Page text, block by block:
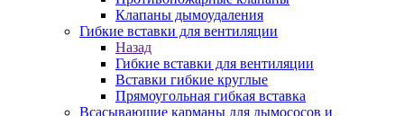
Клапаны дымоудаления
Гибкие вставки для вентиляции
Назад
Гибкие вставки для вентиляции
Вставки гибкие круглые
Прямоугольная гибкая вставка
Всасывающие карманы для дымососов и